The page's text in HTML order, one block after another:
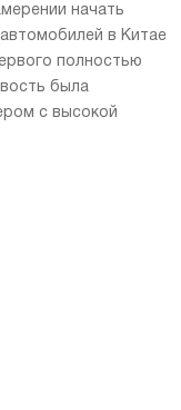
начать
в Китае
полностью
была
с высокой